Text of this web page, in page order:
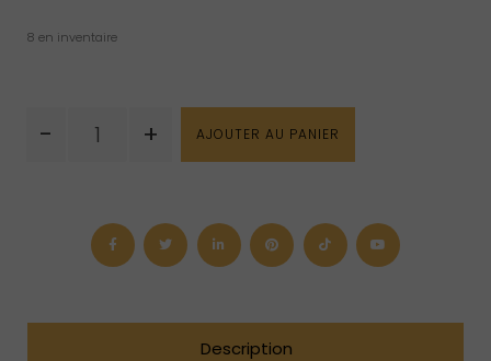
8 en inventaire
-
de
+ AJOUTER AU PANIER
Description